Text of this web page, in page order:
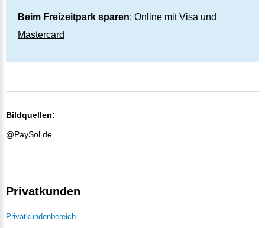
Beim Freizeitpark sparen: Online mit Visa und
Mastercard
Bildquellen:
@PaySol.de
Privatkunden
Privatkundenbereich